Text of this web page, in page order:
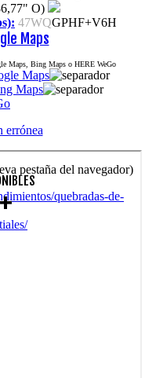
O)
47WQGPHF+V6H
Maps
Maps, Bing Maps o HERE WeGo
pestaña del navegador)
quebradas-de-